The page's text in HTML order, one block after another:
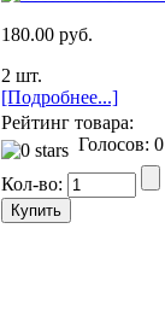
180.00 руб.
2 шт.
[Подробнее...]
Рейтинг товара:
Голосов: 0
Кол-во: